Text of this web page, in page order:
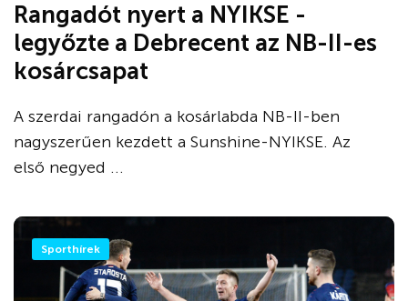
Rangadót nyert a NYIKSE -
legyőzte a Debrecent az NB-II-es
kosárcsapat
A szerdai rangadón a kosárlabda NB-II-ben
nagyszerűen kezdett a Sunshine-NYIKSE. Az
első negyed ...
Sporthírek